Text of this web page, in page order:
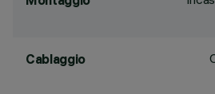
Cablaggio